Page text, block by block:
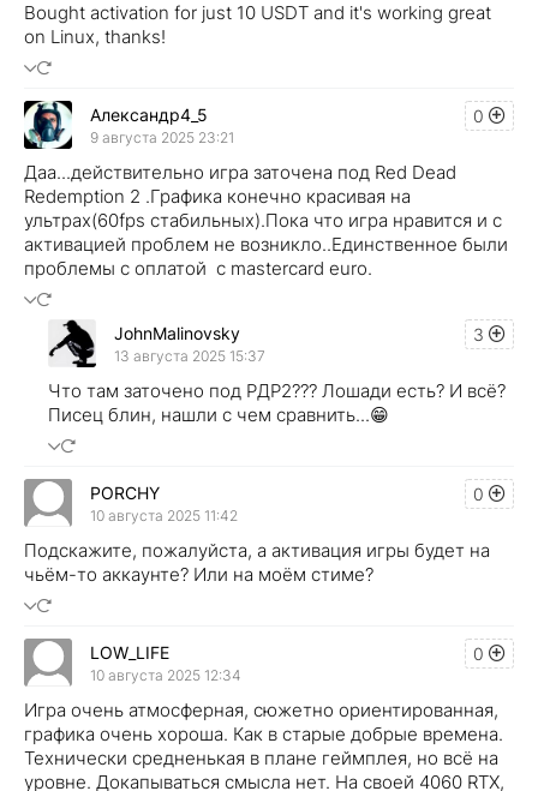
Bought activation for just 10 USDT and it's working great
on Linux, thanks!
0
Александр4_5
9 августа 2025 23:21
Даа...действительно игра заточена под Red Dead
Redemption 2 .Графика конечно красивая на
ультрах(60fps стабильных).Пока что игра нравится и с
активацией проблем не возникло..Единственное были
проблемы с оплатой с mastercard euro.
3
JohnMalinovsky
13 августа 2025 15:37
Что там заточено под РДР2??? Лошади есть? И всё?
Писец блин, нашли с чем сравнить...😁
0
PORCHY
10 августа 2025 11:42
Подскажите, пожалуйста, а активация игры будет на
чьём-то аккаунте? Или на моём стиме?
0
LOW_LIFE
10 августа 2025 12:34
Игра очень атмосферная, сюжетно ориентированная,
графика очень хороша. Как в старые добрые времена.
Технически средненькая в плане геймплея, но всё на
уровне. Докапываться смысла нет. На своей 4060 RTX,